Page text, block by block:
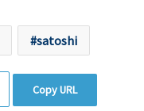
satoshi
Copy URL